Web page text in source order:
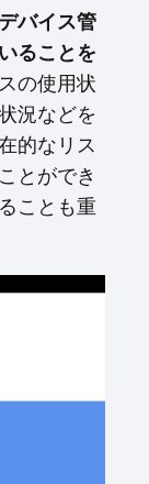
デバイス管
ることを
の使用状
況などを
的なリス
とができ
ことも重